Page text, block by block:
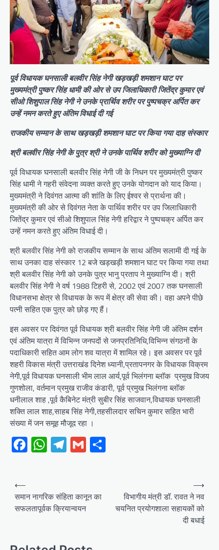
पूर्व विधायक घनसाली बलवीर सिंह नेगी खड़खड़ी शमशान घाट पर
मुख्यमंत्री पुष्कर सिंह धामी की ओर से उप जिलाधिकारी जितेंद्र कुमार एवं
सीओ शिशुपाल सिंह नेगी ने उनके प्रार्थिव शरीर पर पुष्पचक्र अर्पित कर
उन्हें नमन करते हुए अंतिम विधाई दी गई
राजकीय सम्मान के साथ खड़खड़ी शमशान घाट पर किया गया दाह संस्कार
श्री बलवीर सिंह नेगी के पुत्र श्री ने उनके पार्थिव शरीर को मुख्याग्नि दी
पूर्व विधायक घनसाली बलवीर सिंह नेगी जी के निधन पर मुख्यमंत्री पुष्कर
सिंह धामी ने गहरी संवेदना व्यक्त करते हुए उनके योगदान को याद किया।
मुख्यमंत्री ने दिवंगत आत्मा की शांति के लिए ईश्वर से प्रार्थना की।
मुख्यमंत्री की ओर से दिवंगत नेता के पार्थिव शरीर पर उप जिलाधिकारी
जितेंद्र कुमार एवं सीओ शिशुपाल सिंह नेगी हरिद्वार ने पुष्पचक्र अर्पित कर
उन्हें नमन करते हुए अंतिम विधाई दी।
श्री बलवीर सिंह नेगी को राजकीय सम्मान के साथ अंतिम सलामी दी गई के
साथ उनका दाह संस्कार 12 बजे खड़खड़ी शमशान घाट पर किया गया तथा
श्री बलवीर सिंह नेगी को उनके पुत्र भानु प्रताप ने मुख्याग्नि दी। श्री
बलवीर सिंह नेगी ने वर्ष 1988 टिहरी से, 2002 एवं 2007 तक घनसाली
विधानसभा क्षेत्र से विधायक के रूप में क्षेत्र की सेवा की। वहा अपने पीछे
पत्नी सहित एक पुत्र को छोड़ गए हैं।
इस अवसर पर दिवंगत पूर्व विधायक श्री बलवीर सिंह नेगी जी अंतिम दर्शन
एवं अंतिम यात्रा में विभिन्न जनपदों से जनप्रतिनिधि,विभिन्न संगठनों के
पदाधिकारी सहित आम लोग शव यात्रा में शामिल रहे। इस अवसर पर पूर्व
शहरी विकास मंत्री उत्तराखंड दिनेश ध्यानी,प्रतापनगर के विधायक विक्रम
नेगी,पूर्व विधायक घनसाली भीम लाल आर्य,पूर्व भिलंगना ब्लॉक प्रमुख विजय
गुणशोला, वर्तमान प्रमुख राजीव कंडारी, पूर्व प्रमुख भिलंगना ब्लॉक
धनीलाल शाह ,पूर्व कैबिनेट मंत्री सुबीर सिंह साजवान,विधायक घनसाली
शक्ति लाल शाह,साहब सिंह नेगी,तहसीलदार सचिन कुमार सहित भारी
संख्या में जन समूह मौजूद रहा ।
Facebook
WhatsApp
Telegram
Gmail
Post
navigation
⟵
समान नागरिक संहिता कानून का
सफलतापूर्वक क्रियान्वयन
विभागीय मंत्री डॉ. रावत ने नव
चयनित प्रयोगशाला सहायकों को
दी बधाई
⟶